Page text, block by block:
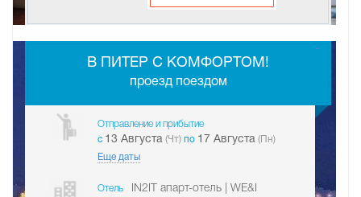
В ПИТЕР С КОМФОРТОМ!
проезд поездом
Отправление и прибытие
c 13 Августа (Чт) по 17 Августа (Пн)
Еще даты
Отель
IN2IT апарт-отель | WE&I
-